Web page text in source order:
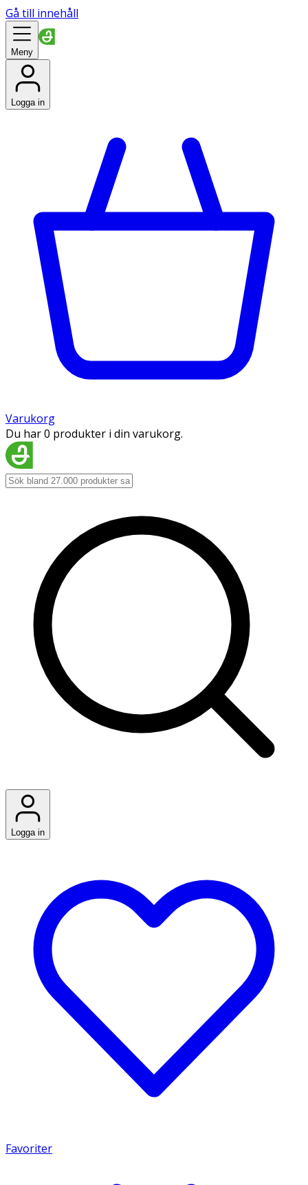
Gå till innehåll
Meny
Logga in
Varukorg
Du har 0 produkter i din varukorg.
Logga in
Favoriter